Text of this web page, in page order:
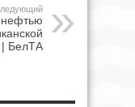
нефтью
| БелТА